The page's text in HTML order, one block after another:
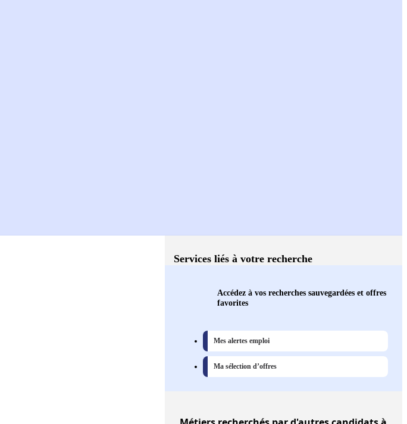
Services liés à votre recherche
Accédez à vos recherches sauvegardées et offres
favorites
Mes alertes emploi
Ma sélection d’offres